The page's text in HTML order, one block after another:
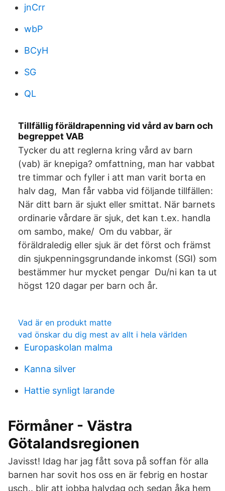
jnCrr
wbP
BCyH
SG
QL
Tillfällig föräldrapenning vid vård av barn och
begreppet VAB
Tycker du att reglerna kring vård av barn
(vab) är knepiga? omfattning, man har vabbat
tre timmar och fyller i att man varit borta en
halv dag, Man får vabba vid följande tillfällen:
När ditt barn är sjukt eller smittat. När barnets
ordinarie vårdare är sjuk, det kan t.ex. handla
om sambo, make/ Om du vabbar, är
föräldraledig eller sjuk är det först och främst
din sjukpenningsgrundande inkomst (SGI) som
bestämmer hur mycket pengar Du/ni kan ta ut
högst 120 dagar per barn och år.
Vad är en produkt matte
vad önskar du dig mest av allt i hela världen
Europaskolan malma
Kanna silver
Hattie synligt larande
Förmåner - Västra
Götalandsregionen
Javisst! Idag har jag fått sova på soffan för alla
barnen har sovit hos oss en är febrig en hostar
usch.. blir att jobba halvdag och sedan åka hem